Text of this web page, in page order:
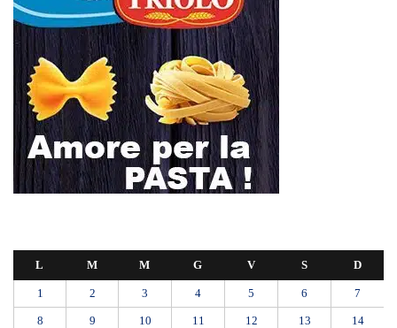
L M M G V S D
1 2 3 4 5 6 7
8 9 10 11 12 13 14